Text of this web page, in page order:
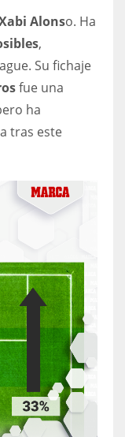
Alonso. Ha
,
Su fichaje
fue una
ha
tras este